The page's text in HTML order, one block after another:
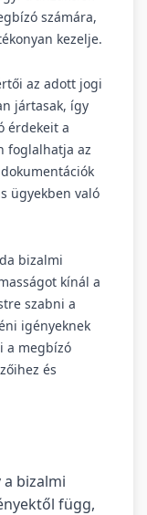
számára,
kezelje.
az adott jogi
jártasak, így
érdekeit a
foglalhatja az
ügyekben való
bizalmi
kínál a
szabni a
igényeknek
a megbízó
és
bizalmi
függ,